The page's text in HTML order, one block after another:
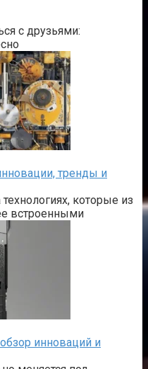
с друзьями:
тренды и
которые из
встроенными
инноваций и